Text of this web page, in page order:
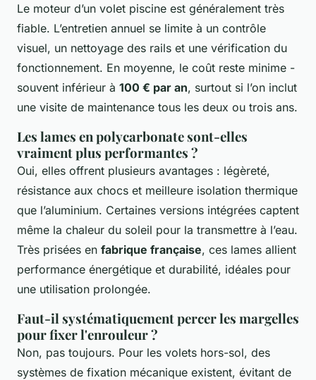
Le moteur d’un volet piscine est généralement très
fiable. L’entretien annuel se limite à un contrôle
visuel, un nettoyage des rails et une vérification du
fonctionnement. En moyenne, le coût reste minime -
souvent inférieur à 100 € par an, surtout si l’on inclut
une visite de maintenance tous les deux ou trois ans.
Les lames en polycarbonate sont-elles
vraiment plus performantes ?
Oui, elles offrent plusieurs avantages : légèreté,
résistance aux chocs et meilleure isolation thermique
que l’aluminium. Certaines versions intégrées captent
même la chaleur du soleil pour la transmettre à l’eau.
Très prisées en fabrique française, ces lames allient
performance énergétique et durabilité, idéales pour
une utilisation prolongée.
Faut-il systématiquement percer les margelles
pour fixer l'enrouleur ?
Non, pas toujours. Pour les volets hors-sol, des
systèmes de fixation mécanique existent, évitant de